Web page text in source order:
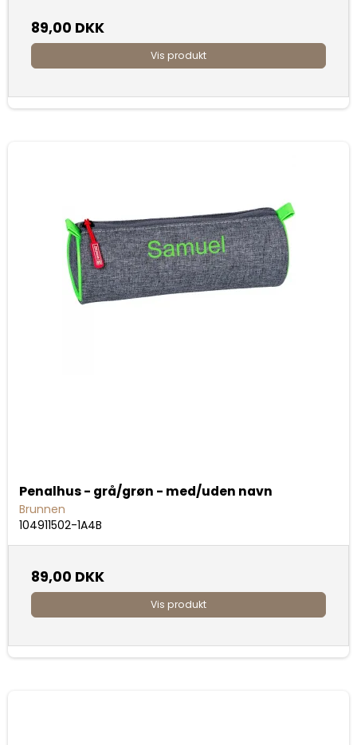
89,00 DKK
Vis produkt
Penalhus - grå/grøn - med/uden navn
Brunnen
104911502-1A4B
89,00 DKK
Vis produkt